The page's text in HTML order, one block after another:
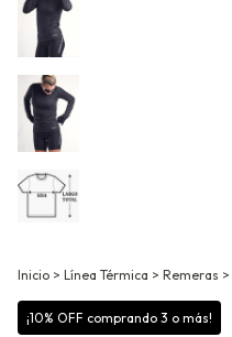
Inicio > Línea Térmica > Remeras >
¡10% OFF comprando 3 o más!